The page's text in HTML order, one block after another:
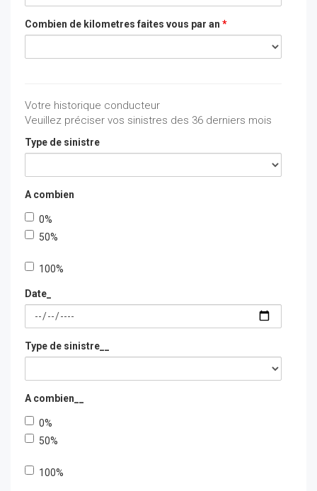
Combien de kilometres faites vous par an *
Votre historique conducteur
Veuillez préciser vos sinistres des 36 derniers mois
Type de sinistre
A combien
0%
50%
100%100%
Date_
Type de sinistre__
A combien__
0%
50%
100%__
100%